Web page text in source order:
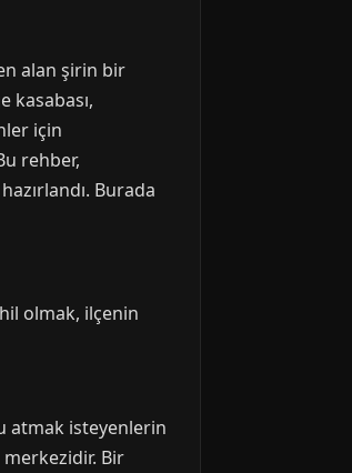
alan şirin bir
kasabası,
için
rehber,
Burada
olmak, ilçenin
atmak isteyenlerin
merkezidir. Bir